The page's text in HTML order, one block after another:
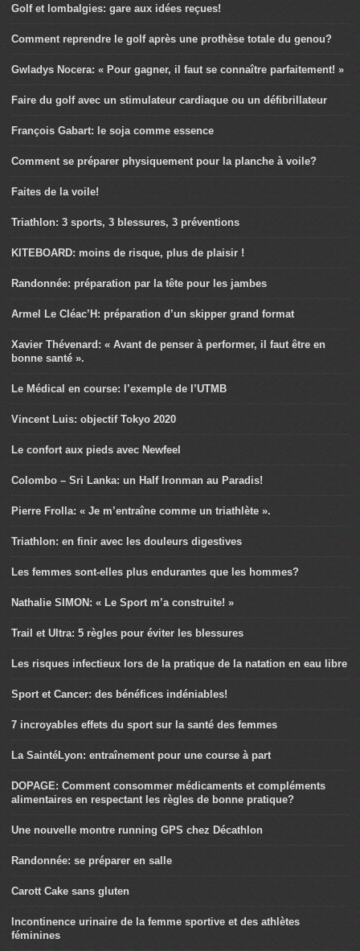
Golf et lombalgies: gare aux idées reçues!
Comment reprendre le golf après une prothèse totale du genou?
Gwladys Nocera: « Pour gagner, il faut se connaître parfaitement! »
Faire du golf avec un stimulateur cardiaque ou un défibrillateur
François Gabart: le soja comme essence
Comment se préparer physiquement pour la planche à voile?
Faites de la voile!
Triathlon: 3 sports, 3 blessures, 3 préventions
KITEBOARD: moins de risque, plus de plaisir !
Randonnée: préparation par la tête pour les jambes
Armel Le Cléac’H: préparation d’un skipper grand format
Xavier Thévenard: « Avant de penser à performer, il faut être en
bonne santé ».
Le Médical en course: l’exemple de l’UTMB
Vincent Luis: objectif Tokyo 2020
Le confort aux pieds avec Newfeel
Colombo – Sri Lanka: un Half Ironman au Paradis!
Pierre Frolla: « Je m’entraîne comme un triathlète ».
Triathlon: en finir avec les douleurs digestives
Les femmes sont-elles plus endurantes que les hommes?
Nathalie SIMON: « Le Sport m’a construite! »
Trail et Ultra: 5 règles pour éviter les blessures
Les risques infectieux lors de la pratique de la natation en eau libre
Sport et Cancer: des bénéfices indéniables!
7 incroyables effets du sport sur la santé des femmes
La SaintéLyon: entraînement pour une course à part
DOPAGE: Comment consommer médicaments et compléments
alimentaires en respectant les règles de bonne pratique?
Une nouvelle montre running GPS chez Décathlon
Randonnée: se préparer en salle
Carott Cake sans gluten
Incontinence urinaire de la femme sportive et des athlètes
féminines